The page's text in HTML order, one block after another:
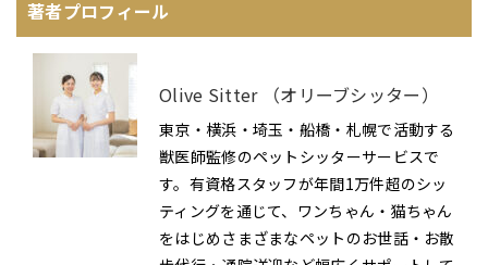
著者プロフィール
Olive Sitter （オリーブシッター）
東京・横浜・埼玉・船橋・札幌で活動する
獣医師監修のペットシッターサービスで
す。有資格スタッフが年間1万件超のシッ
ティングを通じて、ワンちゃん・猫ちゃん
をはじめさまざまなペットのお世話・お散